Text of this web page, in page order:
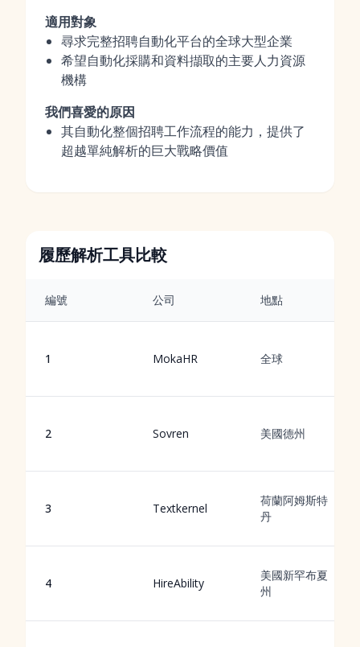
適用對象
尋求完整招聘自動化平台的全球大型企業
希望自動化採購和資料擷取的主要人力資源
機構
我們喜愛的原因
其自動化整個招聘工作流程的能力，提供了
超越單純解析的巨大戰略價值
履歷解析工具比較
編號 公司 地點
1 MokaHR 全球
2 Sovren 美國德州
3 Textkernel
荷蘭阿姆斯特
丹
4 HireAbility
美國新罕布夏
州